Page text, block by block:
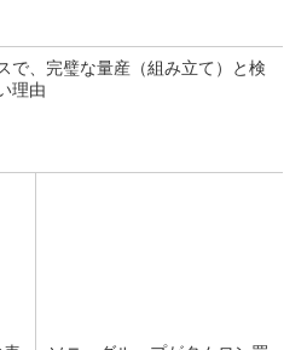
で、完璧な量産（組み立て）と検
理由